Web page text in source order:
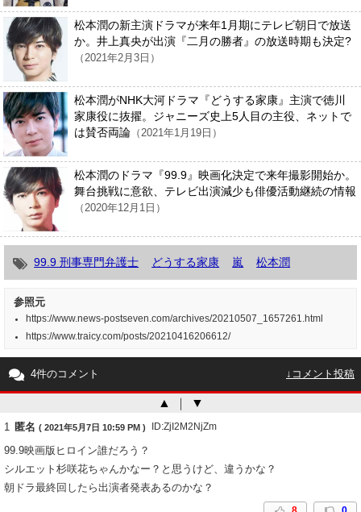
松本潤の新主演ドラマが来年1月期にテレビ朝日で放送
か。井上真央が出演『二月の勝者』の放送時期も決定?
（2021年2月3日）
松本潤がNHK大河ドラマ『どうする家康』主演で徳川
家康役に抜擢。ジャニーズ史上5人目の主役、ネットで
は賛否両論 （2021年1月19日）
松本潤のドラマ『99.9』映画化決定で来年撮影開始か。
舞台挑戦に意欲、テレビ出演減少も俳優活動継続の情報
（2020年12月1日）
99.9 刑事専門弁護士 どうする家康 嵐 松本潤
参照元
https://www.news-postseven.com/archives/20210507_1657261.html
https://www.traicy.com/posts/20210416206612/
4件のコメント ↓コメント投稿
▲ ｜ ▼
1 匿名 ( 2021年5月7日 10:59 PM ) ID:ZjI2M2NjZm
99.9映画版ヒロイン誰だろう？
シルエット杉咲花ちゃんかなー？と思うけど、違うかな？
朝ドラ最終回したら出演者発表あるのかな？